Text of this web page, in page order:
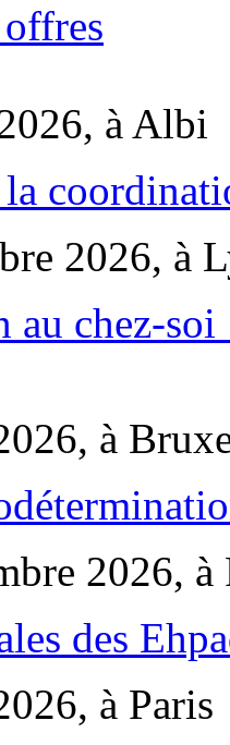
à Albi
2026, à
au chez-
à
2026, à
des
à Paris